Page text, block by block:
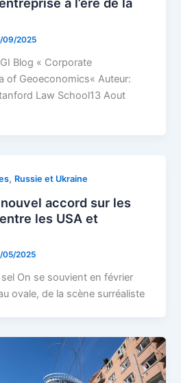
09/2025
Blog « Corporate
of Geoeconomics« Auteur:
Law School13 Aout
, Russie et Ukraine
accord sur les
les USA et
05/2025
On se souvient en février
ovale, de la scène surréaliste